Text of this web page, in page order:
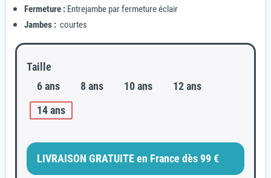
(14 avis)
Fermeture : Entrejambe par fermeture éclair
Jambes : courtes
Taille
6 ans
8 ans 10 ans
12 ans
14 ans
LIVRAISON GRATUITE en France dès 99 €